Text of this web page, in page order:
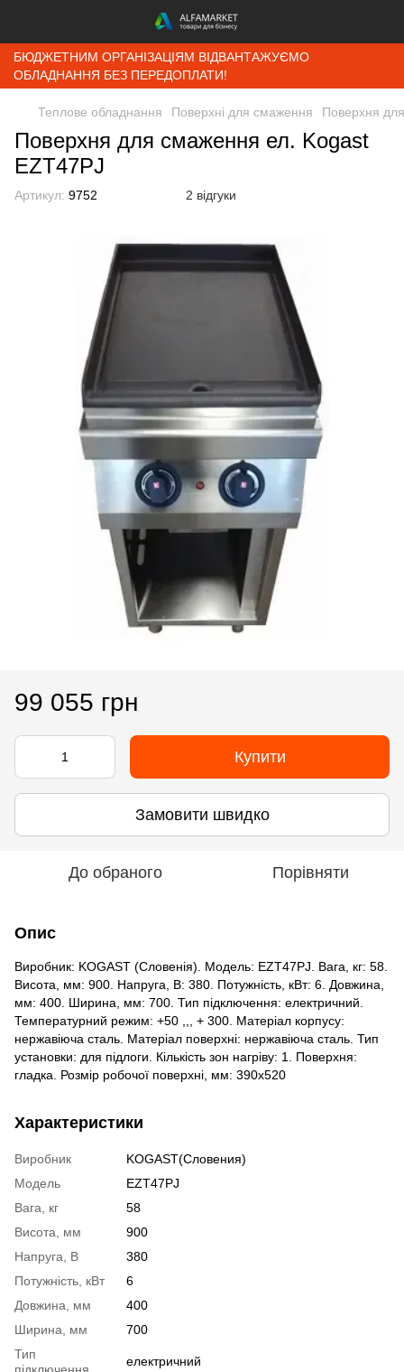
БЮДЖЕТНИМ ОРГАНІЗАЦІЯМ ВІДВАНТАЖУЄМО
ОБЛАДНАННЯ БЕЗ ПЕРЕДОПЛАТИ!
Теплове обладнання Поверхні для смаження Поверхня
Поверхня для смаження ел. Kogast
EZT47PJ
Артикул: 9752 2 відгуки
99 055 грн
Купити
Замовити швидко
До обраного Порівняти
Опис
Виробник: KOGAST (Словенія). Модель: EZT47PJ. Вага, кг: 58.
Висота, мм: 900. Напруга, В: 380. Потужність, кВт: 6. Довжина,
мм: 400. Ширина, мм: 700. Тип підключення: електричний.
Температурний режим: +50 ,,, + 300. Матеріал корпусу:
нержавіюча сталь. Матеріал поверхні: нержавіюча сталь. Тип
установки: для підлоги. Кількість зон нагріву: 1. Поверхня:
гладка. Розмір робочої поверхні, мм: 390х520
Характеристики
Виробник
KOGAST(Словения)
Модель
EZT47PJ
Вага, кг
58
Висота, мм
900
Напруга, В
380
Потужність, кВт
6
Довжина, мм
400
Ширина, мм
700
Тип
електричний